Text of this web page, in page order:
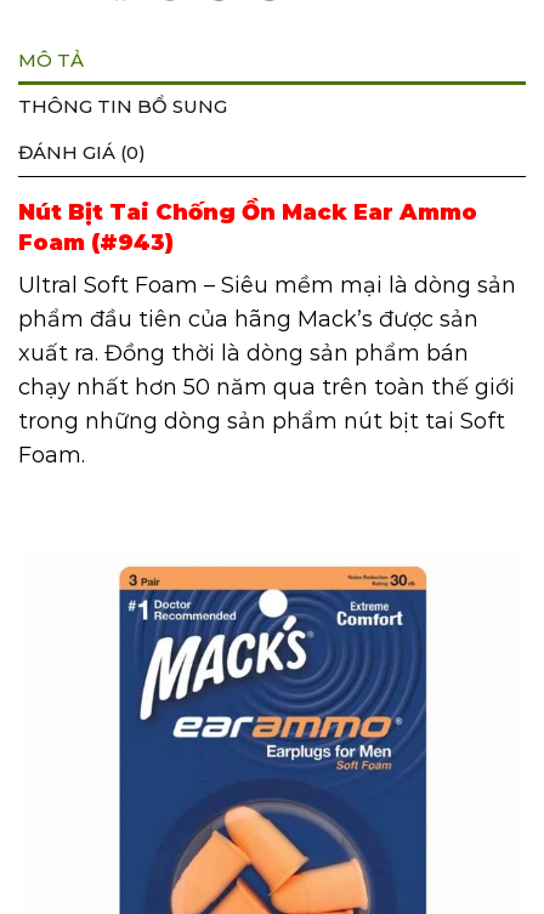
MÔ TẢ
THÔNG TIN BỔ SUNG
ĐÁNH GIÁ (0)
Nút Bịt Tai Chống Ồn Mack Ear Ammo
Foam (#943)
Ultral Soft Foam – Siêu mềm mại là dòng sản
phẩm đầu tiên của hãng Mack’s được sản
xuất ra. Đồng thời là dòng sản phẩm bán
chạy nhất hơn 50 năm qua trên toàn thế giới
trong những dòng sản phẩm nút bịt tai Soft
Foam.